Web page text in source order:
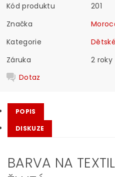
Kód produktu
201
Značka
Kategorie
Záruka
2 roky
Dotaz
POPIS
DISKUZE
BARVA NA